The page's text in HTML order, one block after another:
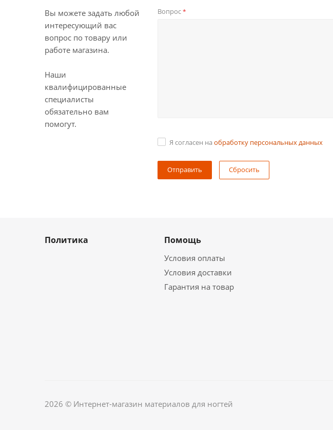
Вы можете задать любой
интересующий вас
вопрос по товару или
работе магазина.
Наши
квалифицированные
специалисты
обязательно вам
помогут.
Вопрос*
Я согласен на обработку персональных данных
Сбросить
Политика Помощь
Условия оплаты
Условия доставки
Гарантия на товар
2026 © Интернет-магазин материалов для ногтей